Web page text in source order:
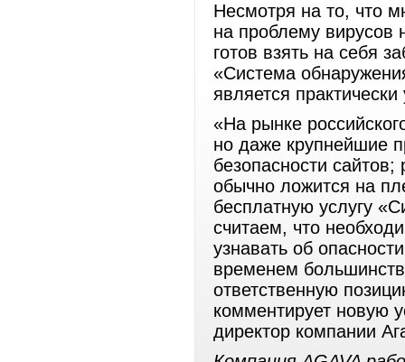
Несмотря на то, что
на проблему вирусов
готов взять на себя
«Система
является
«На рынке
но даже крупнейшие
безопасности
обычно ложится на
бесплатную услугу
считаем, что
узнавать об
временем
ответственную
комментирует новую
директор компании